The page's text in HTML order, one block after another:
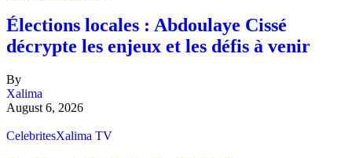
Élections locales : Abdoulaye Cissé
décrypte les enjeux et les défis à venir
By
Xalima
August 6, 2026
CelebritesXalima TV